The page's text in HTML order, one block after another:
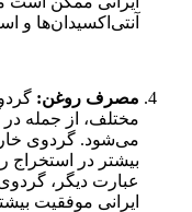
آنتی‌اکسیدان‌ها و اسیدهای
مصرف روغن:
مختلف، از جمله
می‌شود. گردوی
بیشتر در استخراج
عبارت دیگر،
ایرانی موفقیت